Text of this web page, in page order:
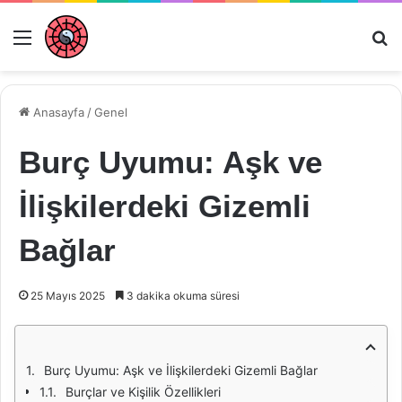
Menü
Anasayfa /Genel
Burç Uyumu: Aşk ve
İlişkilerdeki Gizemli
Bağlar
25 Mayıs 2025 3 dakika okuma süresi
Burç Uyumu: Aşk ve İlişkilerdeki Gizemli Bağlar
Burçlar ve Kişilik Özellikleri